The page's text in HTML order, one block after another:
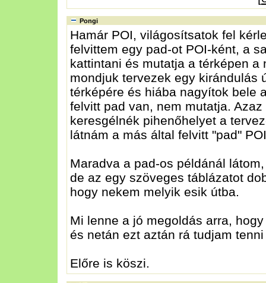
Pongi
Hamár POI, világosítsatok fel
felvittem egy pad-ot POI-ként, a
kattintani és mutatja a térképen
mondjuk tervezek egy kirándulás
térképére és hiába nagyítok bele
felvitt pad van, nem mutatja.
keresgélnék pihenőhelyet a
látnám a más által felvitt "pad"
Maradva a pad-os példánál
de az egy szöveges táblázatot
hogy nekem melyik esik útba.
Mi lenne a jó megoldás arra,
és netán ezt aztán rá tudjam
Előre is köszi.